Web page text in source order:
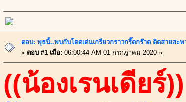
ตอบ: พุธนี้..พบกับโดดเด่นเกรียวกราวกรี๊ดกร๊าด ติดสายส
« ตอบ #1 เมื่อ: 06:00:44 AM 01 กรกฎาคม 2020 »
((น้องเรนเดียร์))